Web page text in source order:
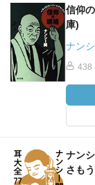
信仰
庫)
ナン
438
ナン
さも